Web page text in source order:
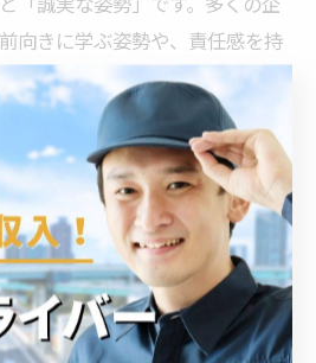
向きに学ぶ姿勢や、責任感を持
を高く評価しています。特に、
験以上に人柄やコミュニケーシ
向があります。
と仕事を覚えられる研修体制
整っている企業を選ぶことで、
を築くことができます。経験が
極的にチャレンジすることが、
。